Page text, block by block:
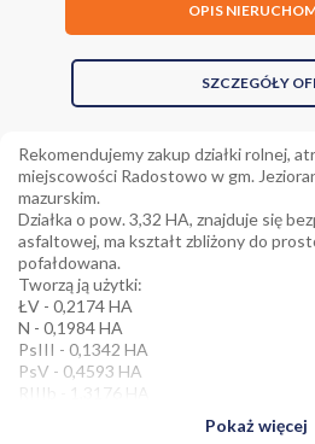
OPIS
SZCZEGÓŁY
Rekomendujemy zakup działki rolnej,
miejscowości Radostowo w gm.
mazurskim.
Działka o pow. 3,32 HA, znajduje się
asfaltowej, ma kształt zbliżony do
pofałdowana.
Tworzą ją użytki:
ŁV - 0,2174 HA
N - 0,1984 HA
PsIII - 0,1342 HA
PsV - 0,4593 HA
RIIIb - 1,3176 HA
W najbliższej okolicy znajdują się
Pokaż więcej